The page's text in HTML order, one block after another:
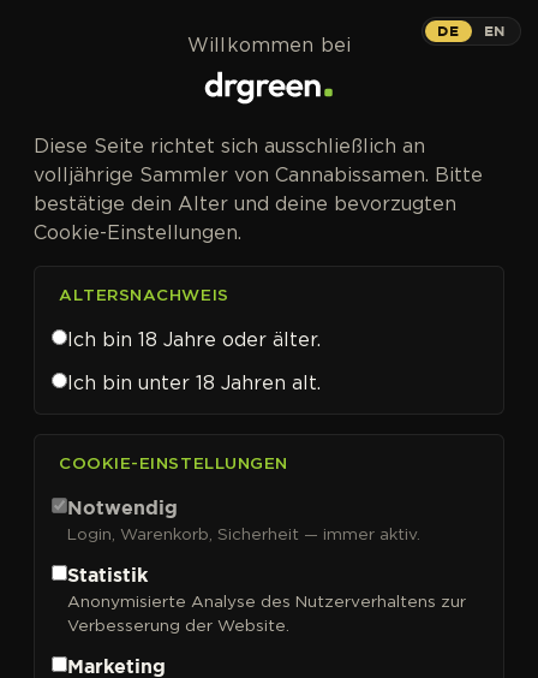
Pyramid Seeds
Sortieren nach
DE EN
Willkommen bei
Diese Seite richtet sich ausschließlich an
volljährige Sammler von Cannabissamen. Bitte
bestätige dein Alter und deine bevorzugten
Cookie-Einstellungen.
ALTERSNACHWEIS
Ich bin 18 Jahre oder älter.
Ich bin unter 18 Jahren alt.
COOKIE-EINSTELLUNGEN
Notwendig
Login, Warenkorb, Sicherheit — immer aktiv.
Statistik
Anonymisierte Analyse des Nutzerverhaltens zur
Verbesserung der Website.
Marketing